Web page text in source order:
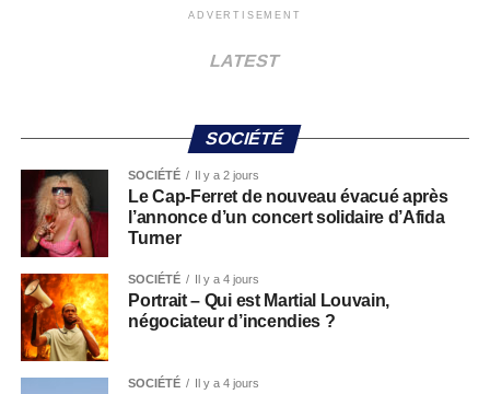
ADVERTISEMENT
LATEST
SOCIÉTÉ
SOCIÉTÉ Il y a 2 jours
Le Cap-Ferret de nouveau évacué après
l’annonce d’un concert solidaire d’Afida
Turner
SOCIÉTÉ Il y a 4 jours
Portrait – Qui est Martial Louvain,
négociateur d’incendies ?
SOCIÉTÉ Il y a 4 jours